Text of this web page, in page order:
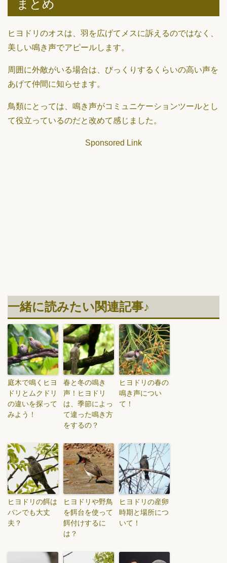
まとめ
ヒヨドリのオスは、羽を広げてメスに訴えるのではなく、
美しい鳴き声でアピールします。
周囲に外敵がいる場合は、びっくりするくらいの高い声を
あげて仲間に知らせます。
鳥類にとっては、鳴き声がコミュニケーションツールとし
て役立っているのだと改めて感じました。
Sponsored Link
一緒に読みたい関連記事♪
庭木で鳴くヒヨ
ドリとムクドリ
の違いを探って
みよう！
春と冬の鳴き
声！ヒヨドリ
は、季節によっ
て違った鳴き方
をするの？
ヒヨドリの春の
鳴き声につい
て！
ヒヨドリの餌は
パンでも大丈
夫？
ヒヨドリや野鳥
を餌台を使って
餌付けするに
は？
ヒヨドリの産卵
時期と場所につ
いて！